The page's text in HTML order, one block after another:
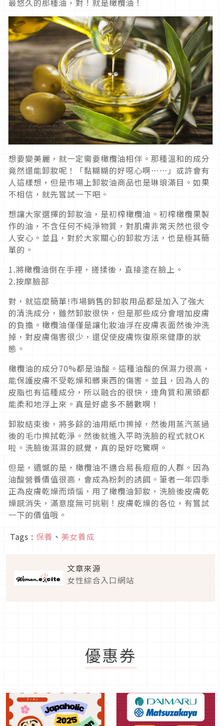
最悠久的那種油，對！就是橄欖油！
想要變美麗，就一定需要橄欖油相伴。那種溫和的成分
竟然還能卸妝呢！「黏糊糊的好噁心啊……」或許會有
人這樣想，但是市場上卸妝油商品也是琳琅滿目。如果
不相信，就先嘗試一下吧。
想讓大家選擇的卸妝油，是初榨橄欖油。初榨橄欖果製
作的油，不含任何不純淨物質，對肌膚非常天然也很令
人安心。並且，對於大家關心的卸妝方法，也是極其簡
單的。
1.將橄欖油倒在手裡，搓揉後，直接塗在臉上。
2.按摩臉部
對，就這麼簡單!市場銷售的卸妝用品都是加入了強大
的清洗成分，雖然卸妝很快，但是那些成分會增加皮膚
的負擔。橄欖油僅僅是讓化妝油浮在皮膚表面然後沖洗
掉，對皮膚傷害很少，還促使皮膚恢復原來健康的狀
態。
橄欖油的成分70%都是油酸。這種油酸的保濕力很高，
能保護皮膚不受乾燥和髒東西的傷害。並且，因為人的
皮脂也有這種成分，所以融合的很快，連角質和黑頭都
能柔和地浮上來。真是好處多不勝數啊！
卸妝結束後，將多餘的油用紙巾擦掉，然後用蒸汽蒸過
後的毛巾擦拭乾淨。然後就進入平時洗臉的程式就OK
啦。洗臉後濕濕的感覺，真的是好吃驚啊。
但是，遺憾的是，橄欖油不適合易長痘痘的人群。因為
油酸營養價值很高，會成為粉刺的誘餌。筆者一年四季
正為皮膚乾燥而煩惱，用了橄欖油卸妝，洗臉後皮膚乾
燥感消失，滿意度無可挑剔！皮膚乾燥的各位，有嘗試
一下的價值哦。
Tags : 保養 、 美女養成
文章來源
女性綜合入口網站
優惠券